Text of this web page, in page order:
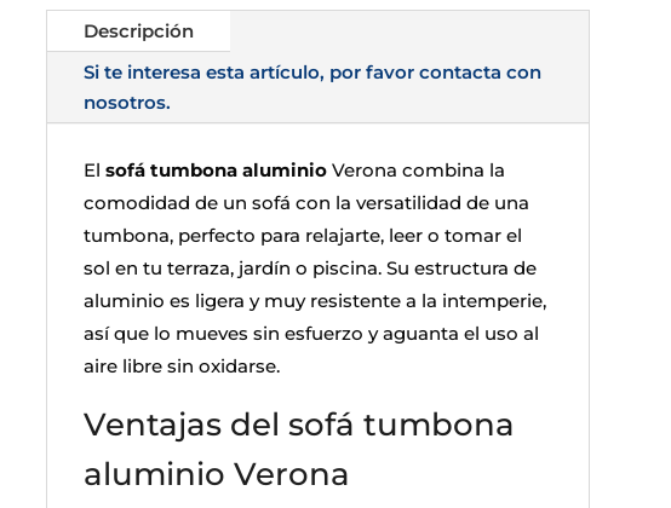
Descripción
Si te interesa esta artículo, por favor contacta con
nosotros.
El sofá tumbona aluminioVerona combina la
comodidad de un sofá con la versatilidad de una
tumbona, perfecto para relajarte, leer o tomar el
sol en tu terraza, jardín o piscina. Su estructura de
aluminio es ligera y muy resistente a la intemperie,
así que lo mueves sin esfuerzo y aguanta el uso al
aire libre sin oxidarse.
Ventajas del sofá tumbona
aluminio Verona